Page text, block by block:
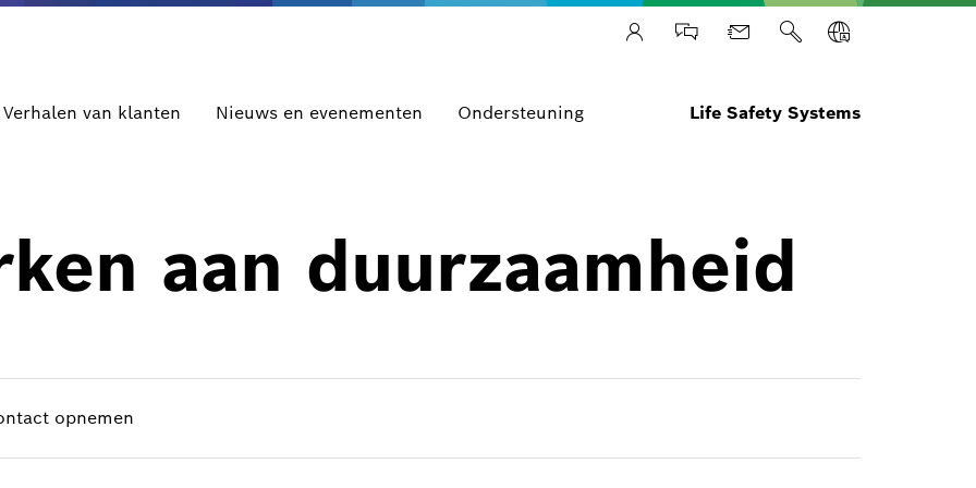
Verhalen van klanten Nieuws en evenementen Ondersteuning Life Safety Systems
aan duurzaamheid
opnemen